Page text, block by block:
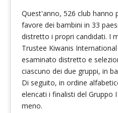
Quest'anno, 526 club hanno
favore dei bambini in 33
distretto i propri candidati. I
Trustee Kiwanis
esaminato distretto e
ciascuno dei due gruppi, in
Di seguito, in ordine
elencati i finalisti del
meno.